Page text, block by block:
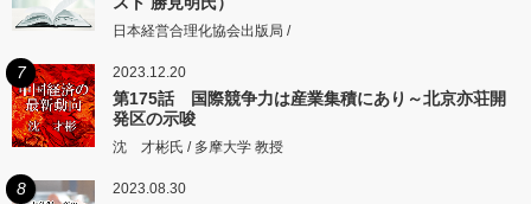
日本経営合理化協会出版局 /
7 2023.12.20
第175話 国際競争力は産業集積にあり～北京亦荘開
発区の示唆
沈 才彬氏 / 多摩大学 教授
8 2023.08.30